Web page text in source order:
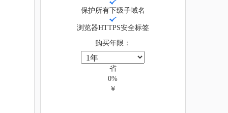
保护所有下级子域名
浏览器HTTPS安全标签
购买年限：
省
0%
￥